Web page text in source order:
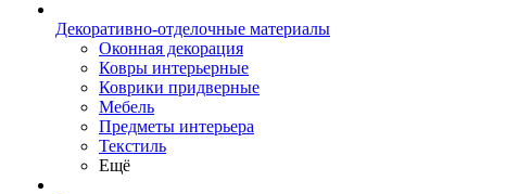
Декоративно-отделочные материалы
Оконная декорация
Ковры интерьерные
Коврики придверные
Мебель
Предметы интерьера
Текстиль
Ещё